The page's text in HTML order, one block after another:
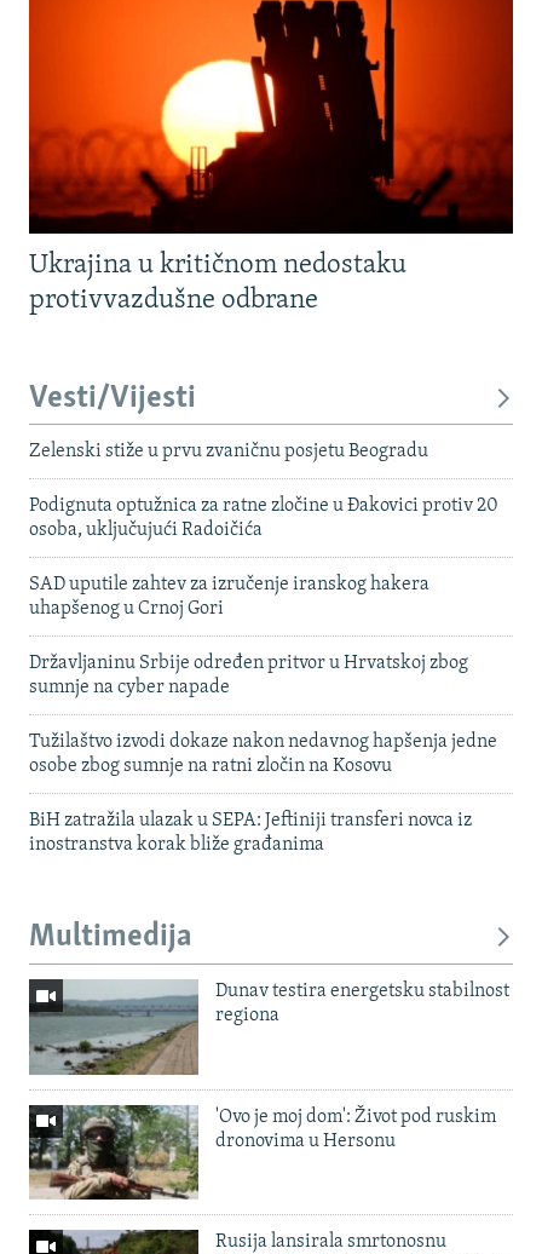
Ukrajina u kritičnom nedostaku
protivvazdušne odbrane
Vesti/Vijesti
Zelenski stiže u prvu zvaničnu posjetu Beogradu
Podignuta optužnica za ratne zločine u Đakovici protiv 20
osoba, uključujući Radoičića
SAD uputile zahtev za izručenje iranskog hakera
uhapšenog u Crnoj Gori
Državljaninu Srbije određen pritvor u Hrvatskoj zbog
sumnje na cyber napade
Tužilaštvo izvodi dokaze nakon nedavnog hapšenja jedne
osobe zbog sumnje na ratni zločin na Kosovu
BiH zatražila ulazak u SEPA: Jeftiniji transferi novca iz
inostranstva korak bliže građanima
Multimedija
Dunav testira energetsku stabilnost
regiona
'Ovo je moj dom': Život pod ruskim
dronovima u Hersonu
Rusija lansirala smrtonosnu